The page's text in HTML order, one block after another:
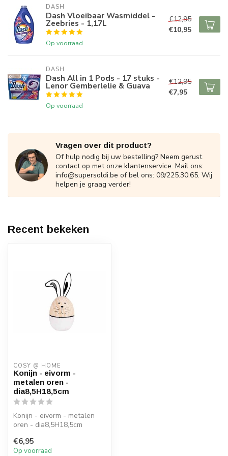
DASH
Dash Vloeibaar Wasmiddel -
Zeebries - 1,17L
Op voorraad
€12,95
€10,95
DASH
Dash All in 1 Pods - 17 stuks -
Lenor Gemberlelie & Guava
Op voorraad
€12,95
€7,95
Vragen over dit product?
Of hulp nodig bij uw bestelling? Neem gerust
contact op met onze klantenservice. Mail ons:
info@supersoldi.be of bel ons: 09/225.30.65. Wij
helpen je graag verder!
Recent bekeken
COSY @ HOME
Konijn - eivorm -
metalen oren -
dia8,5H18,5cm
Konijn - eivorm - metalen
oren - dia8,5H18,5cm
€6,95
Op voorraad